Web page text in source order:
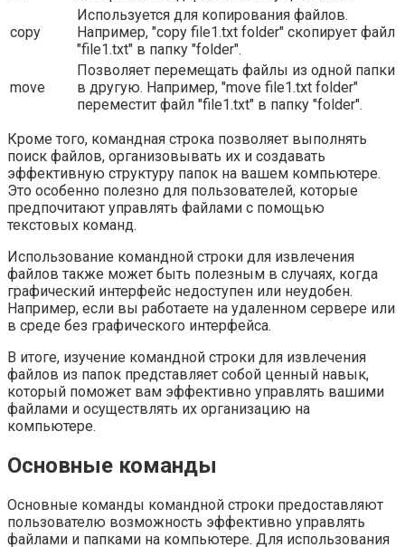
copy
Используется для копирования файлов.
Например, "copy file1.txt folder" скопирует файл
"file1.txt" в папку "folder".
move
Позволяет перемещать файлы из одной папки
в другую. Например, "move file1.txt folder"
переместит файл "file1.txt" в папку "folder".
Кроме того, командная строка позволяет выполнять
поиск файлов, организовывать их и создавать
эффективную структуру папок на вашем компьютере.
Это особенно полезно для пользователей, которые
предпочитают управлять файлами с помощью
текстовых команд.
Использование командной строки для извлечения
файлов также может быть полезным в случаях, когда
графический интерфейс недоступен или неудобен.
Например, если вы работаете на удаленном сервере или
в среде без графического интерфейса.
В итоге, изучение командной строки для извлечения
файлов из папок представляет собой ценный навык,
который поможет вам эффективно управлять вашими
файлами и осуществлять их организацию на
компьютере.
Основные команды
Основные команды командной строки предоставляют
пользователю возможность эффективно управлять
файлами и папками на компьютере. Для использования